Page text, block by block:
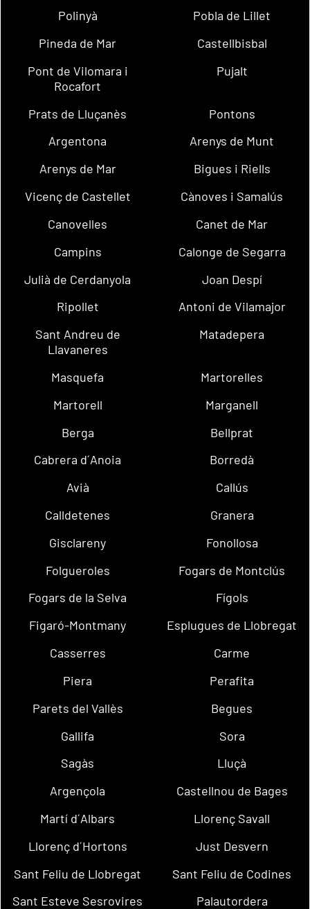
Polinyà
Pobla de Lillet
Pineda de Mar
Castellbisbal
Pont de Vilomara i
Rocafort
Pujalt
Prats de Lluçanès
Pontons
Argentona
Arenys de Munt
Arenys de Mar
Bigues i Riells
Vicenç de Castellet
Cànoves i Samalús
Canovelles
Canet de Mar
Campins
Calonge de Segarra
Julià de Cerdanyola
Joan Despí
Ripollet
Antoni de Vilamajor
Sant Andreu de
Llavaneres
Matadepera
Masquefa
Martorelles
Martorell
Marganell
Berga
Bellprat
Cabrera d´Anoia
Borredà
Avià
Callús
Calldetenes
Granera
Gisclareny
Fonollosa
Folgueroles
Fogars de Montclús
Fogars de la Selva
Fígols
Figaró-Montmany
Esplugues de Llobregat
Casserres
Carme
Piera
Perafita
Parets del Vallès
Begues
Gallifa
Sora
Sagàs
Lluçà
Argençola
Castellnou de Bages
Martí d´Albars
Llorenç Savall
Llorenç d´Hortons
Just Desvern
Sant Feliu de Llobregat
Sant Feliu de Codines
Sant Esteve Sesrovires
Palautordera